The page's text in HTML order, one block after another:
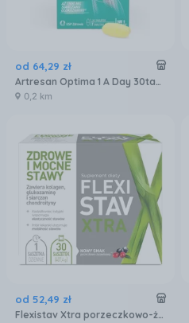
od 64,29 zł
Artresan Optima 1 A Day 30tabl.
0,2 km
od 52,49 zł
Flexistav Xtra porzeczkowo-żurawinowy 30 saszetek